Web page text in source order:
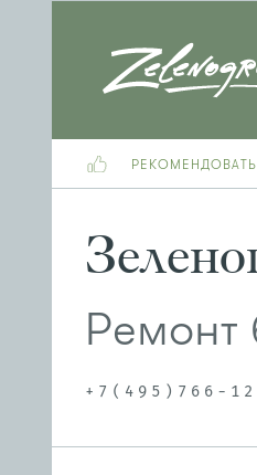
РЕКОМЕНДОВАТЬ
Ремонт
+7(495)766-